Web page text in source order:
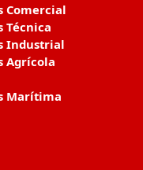
Comercial
Técnica
Industrial
Agrícola
Marítima